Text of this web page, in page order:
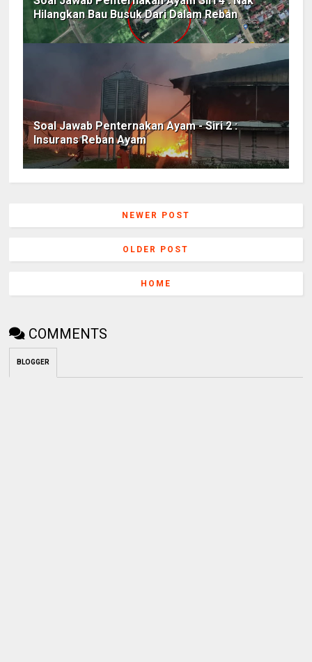
Hilangkan Bau Busuk Dari Dalam Reban
Soal Jawab Penternakan Ayam - Siri 2 :
Insurans Reban Ayam
NEWER POST
OLDER POST
HOME
COMMENTS
BLOGGER